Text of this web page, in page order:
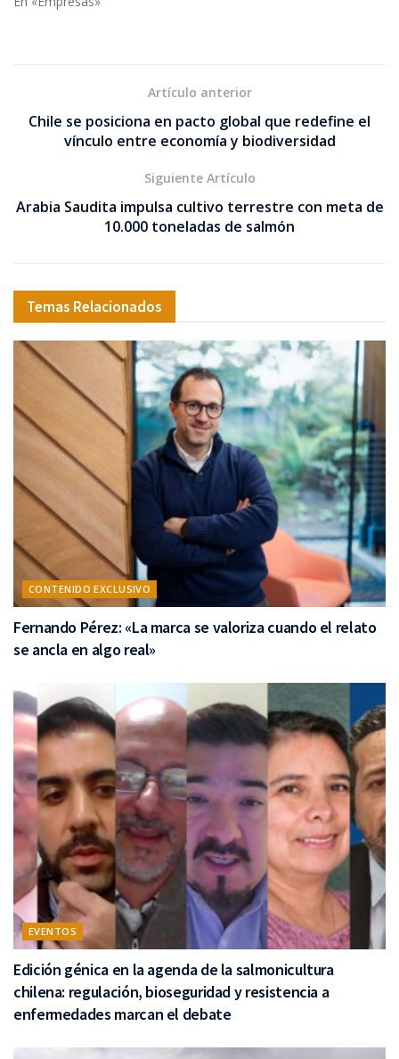
Artículo anterior
Chile se posiciona en pacto global que redefine el
vínculo entre economía y biodiversidad
Siguiente Artículo
Arabia Saudita impulsa cultivo terrestre con meta de
10.000 toneladas de salmón
Temas Relacionados
CONTENIDO EXCLUSIVO
Fernando Pérez: «La marca se valoriza cuando el relato
se ancla en algo real»
EVENTOS
Edición génica en la agenda de la salmonicultura
chilena: regulación, bioseguridad y resistencia a
enfermedades marcan el debate